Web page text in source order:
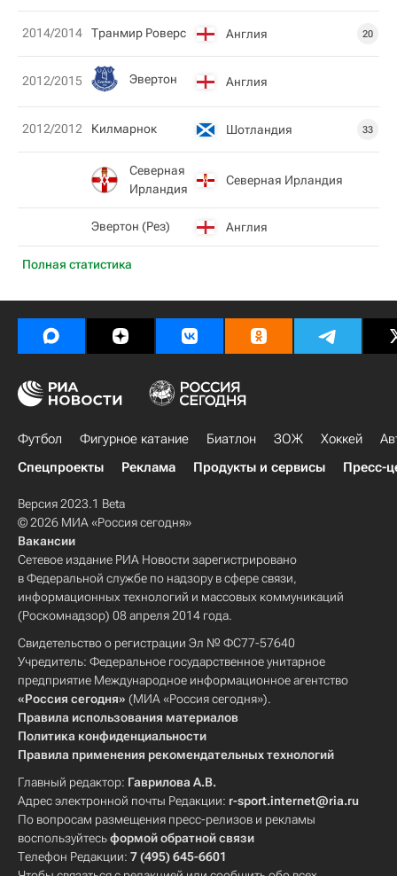
Полная статистика
2014/2014 Транмир Роверс Англия 20
2012/2015 Эвертон Англия
2012/2012 Килмарнок Шотландия 33
Северная
Ирландия
Северная Ирландия
Эвертон (Рез) Англия
Футбол Фигурное катание Биатлон ЗОЖ Хоккей
Спецпроекты
Реклама Продукты и сервисы Пресс-
Версия 2023.1 Beta
© 2026 МИА «Россия сегодня»
Вакансии
Сетевое издание РИА Новости зарегистрировано
в Федеральной службе по надзору в сфере связи,
информационных технологий и массовых коммуникаций
(Роскомнадзор) 08 апреля 2014 года.
Свидетельство о регистрации Эл № ФС77-57640
Учредитель: Федеральное государственное унитарное
предприятие Международное информационное агентство
«Россия сегодня» (МИА «Россия сегодня»).
Правила использования материалов
Политика конфиденциальности
Правила применения рекомендательных технологий
Главный редактор: Гаврилова А.В.
Адрес электронной почты Редакции: r-sport.internet@ria.ru
По вопросам размещения пресс-релизов и рекламы
воспользуйтесьформой обратной связи
Телефон Редакции: 7 (495) 645-6601